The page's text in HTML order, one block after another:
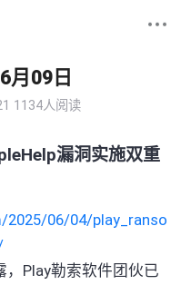
月09日
1134人阅读
漏洞实施双重
06/04/play_ranso
，Play勒索软件团伙已